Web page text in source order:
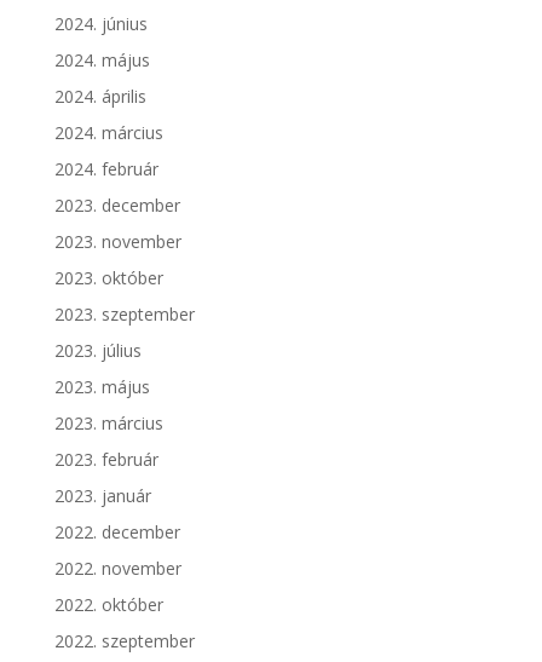
2024. június
2024. május
2024. április
2024. március
2024. február
2023. december
2023. november
2023. október
2023. szeptember
2023. július
2023. május
2023. március
2023. február
2023. január
2022. december
2022. november
2022. október
2022. szeptember